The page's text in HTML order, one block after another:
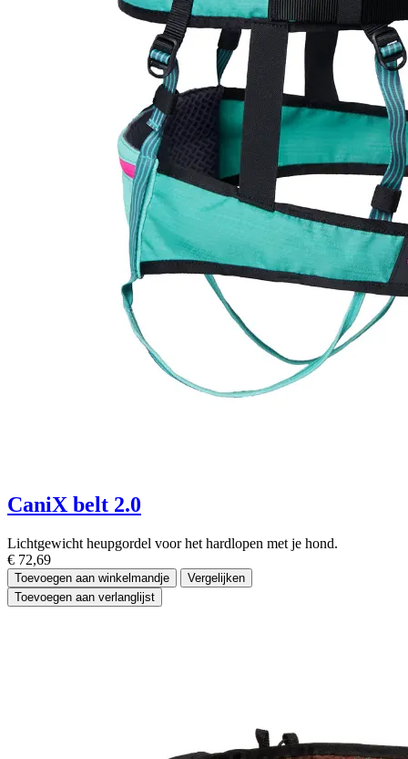
CaniX belt 2.0
Lichtgewicht heupgordel voor het hardlopen met je hond.
€ 72,69
Toevoegen aan winkelmandje
Vergelijken
Toevoegen aan verlanglijst